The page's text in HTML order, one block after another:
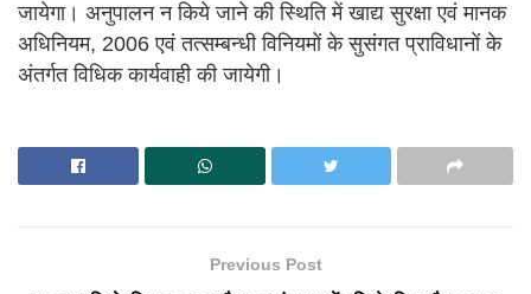
जायेगा। अनुपालन न किये जाने की स्थिति में खाद्य सुरक्षा एवं मानक
अधिनियम, 2006 एवं तत्सम्बन्धी विनियमों के सुसंगत प्राविधानों के
अंतर्गत विधिक कार्यवाही की जायेगी।
Previous Post